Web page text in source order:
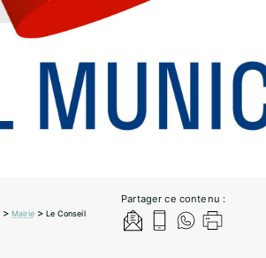
Partager ce contenu :
>Mairie>Le Conseil